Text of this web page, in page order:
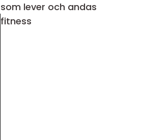
som lever och andas
fitness